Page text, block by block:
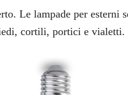
Le lampade per esterni
cortili, portici e vialetti.